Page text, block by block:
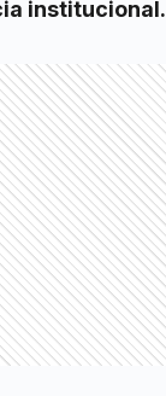
institucional.